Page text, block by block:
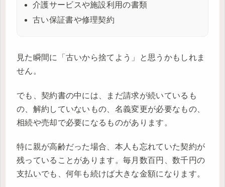
介護サービスや施設利用の書類
古い保証書や修理契約
見た瞬間に「古いから捨てよう」と思うかもしれま
せん。
でも、契約書の中には、まだ請求が続いているも
の、解約していないもの、名義変更が必要なもの、
相続や売却で必要になるものがあります。
特に親が高齢だった場合、本人も忘れていた契約が
残っていることがあります。毎月数百円、数千円の
支払いでも、何年も続けば大きな金額になります。